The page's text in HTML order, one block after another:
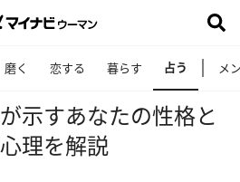
磨く 恋する 暮らす 占う メ
示すあなたの性格と
理を解説